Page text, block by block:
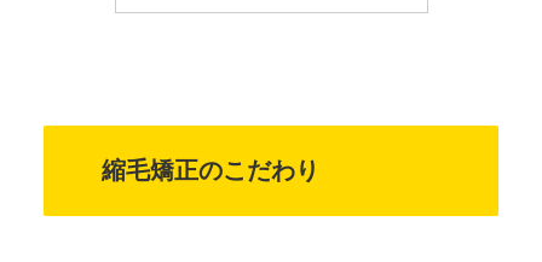
縮毛矯正のこだわり